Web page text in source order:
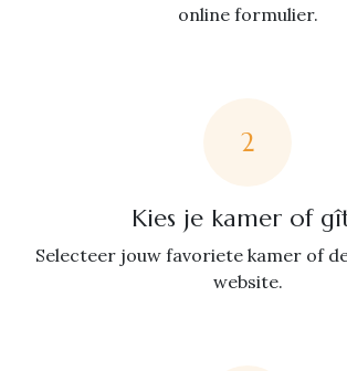
online formulier.
2
Kies je kamer of
Selecteer jouw favoriete kamer of
website.